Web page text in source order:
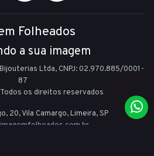
Folheados
a sua imagem
Ltda, CNPJ: 02.970.885/0001-
87
os direitos reservados
20, Vila Camargo,Limeira,SP